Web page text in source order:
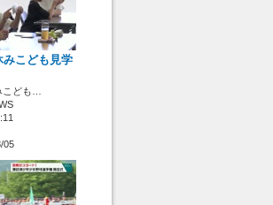
みこども見学
ども…
05